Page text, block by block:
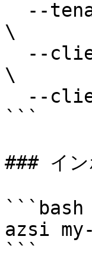
\
\
```
### イン
```bash
azsi
```